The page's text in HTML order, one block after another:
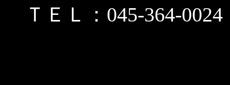
ＴＥＬ：045-364-0024